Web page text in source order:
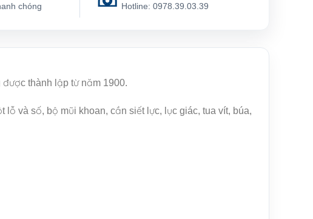
chóng Hotline: 0978.39.03.39
thành lập từ năm 1900.
và số, bộ mũi khoan, cần siết lực, lục giác, tua vít, búa,